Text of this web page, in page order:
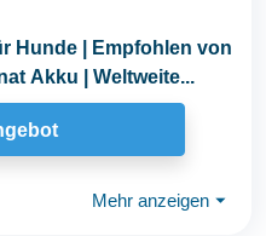
Hunde | Empfohlen von
Akku | Weltweite...
Mehr anzeigen ⏷